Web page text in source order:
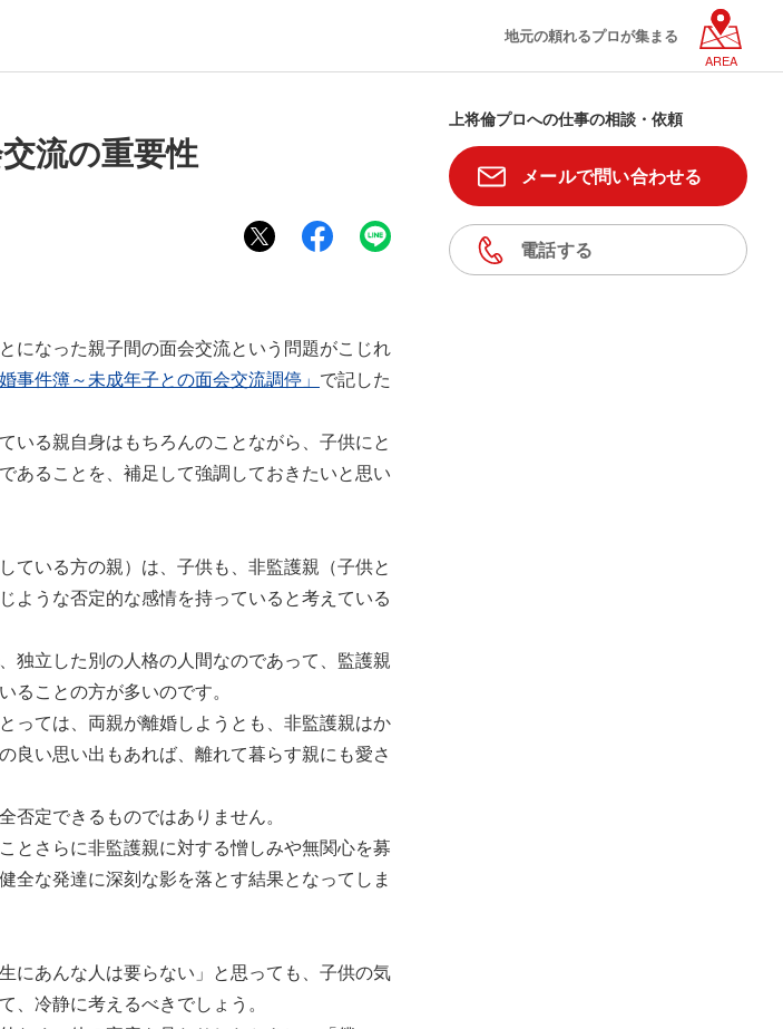
地元の頼れるプロが集まる
AREA
流の重要性
になった親子間の面会交流という問題がこじれ
婚事件簿～未成年子との面会交流調停」 で記した
る親自身はもちろんのことながら、子供にと
あることを、補足して強調しておきたいと思い
いる方の親）は、子供も、非監護親（子供と
ような否定的な感情を持っていると考えている
独立した別の人格の人間なのであって、監護親
ることの方が多いのです。
っては、両親が離婚しようとも、非監護親はか
良い思い出もあれば、離れて暮らす親にも愛さ
定できるものではありません。
とさらに非監護親に対する憎しみや無関心を募
全な発達に深刻な影を落とす結果となってしま
にあんな人は要らない」と思っても、子供の気
冷静に考えるべきでしょう。
上将倫プロへの仕事の相談・依頼
メールで問い合わせる
電話する